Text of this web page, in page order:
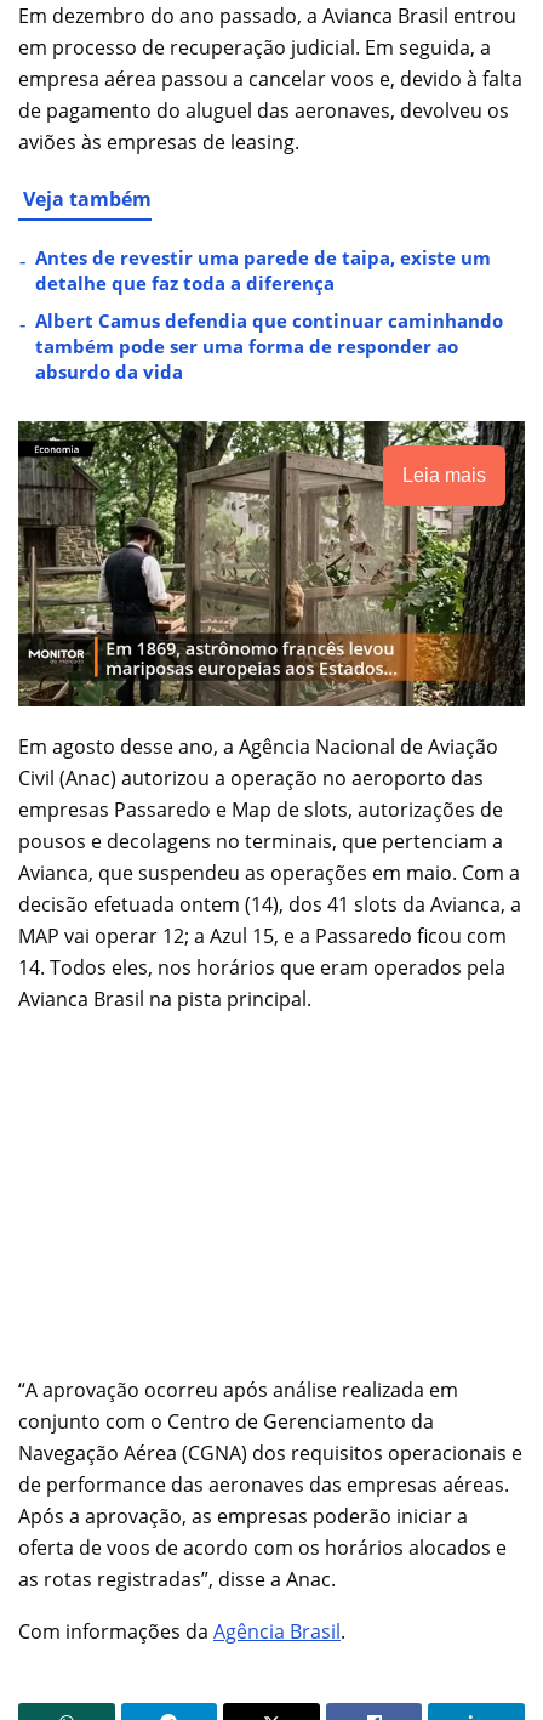
Em dezembro do ano passado, a Avianca Brasil entrou
em processo de recuperação judicial. Em seguida, a
empresa aérea passou a cancelar voos e, devido à falta
de pagamento do aluguel das aeronaves, devolveu os
aviões às empresas de leasing.
Veja também
Antes de revestir uma parede de taipa, existe um
detalhe que faz toda a diferença
Albert Camus defendia que continuar caminhando
também pode ser uma forma de responder ao
absurdo da vida
Leia mais
Em agosto desse ano, a Agência Nacional de Aviação
Civil (Anac) autorizou a operação no aeroporto das
empresas Passaredo e Map de slots, autorizações de
pousos e decolagens no terminais, que pertenciam a
Avianca, que suspendeu as operações em maio. Com a
decisão efetuada ontem (14), dos 41 slots da Avianca, a
MAP vai operar 12; a Azul 15, e a Passaredo ficou com
14. Todos eles, nos horários que eram operados pela
Avianca Brasil na pista principal.
“A aprovação ocorreu após análise realizada em
conjunto com o Centro de Gerenciamento da
Navegação Aérea (CGNA) dos requisitos operacionais e
de performance das aeronaves das empresas aéreas.
Após a aprovação, as empresas poderão iniciar a
oferta de voos de acordo com os horários alocados e
as rotas registradas”, disse a Anac.
Com informações da Agência Brasil.